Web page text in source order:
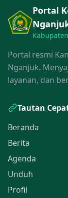
Portal
Portal resmi
Nganjuk.
layanan, dan
Tautan
Beranda
Berita
Agenda
Unduh
Profil